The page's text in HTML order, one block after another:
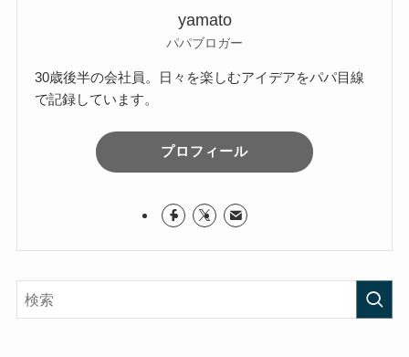
yamato
パパブロガー
30歳後半の会社員。日々を楽しむアイデアをパパ目線
で記録しています。
プロフィール